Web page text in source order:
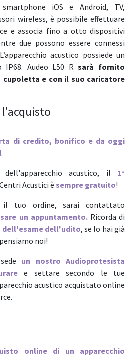
iOS e Android, TV,
wireless, è possibile effettuare
e associa fino a otto dispositivi
due possono essere connessi
acustico possiede un
IP68. Audeo L50 Rsarà fornito
e con il suo caricatore
di credito, bonifico e da oggi
acustico, il 1°
Acustici è sempre gratuito!
il tuo ordine, sarai contattato
un appuntamento. Ricorda di
dell'udito, se lo hai già
noi!
un nostro Audioprotesista
e settare secondo le tue
acustico acquistato online
online di un apparecchio